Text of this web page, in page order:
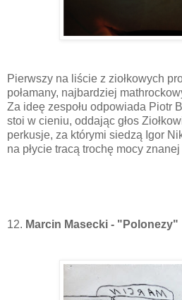
Pierwszy na liście z ziołkowych
połamany, najbardziej
Za ideę zespołu odpowiada Piotr
stoi w cieniu, oddając głos
perkusje, za którymi siedzą Igor
na płycie tracą trochę mocy
12. Marcin Masecki - "Polonezy"